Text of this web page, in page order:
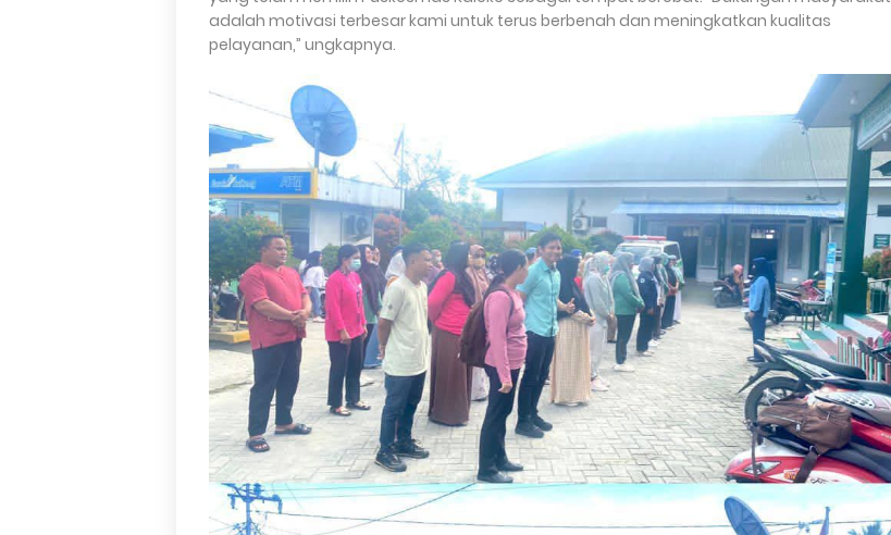
adalah motivasi terbesar kami untuk terus berbenah dan meningkatkan kualitas
pelayanan,” ungkapnya.